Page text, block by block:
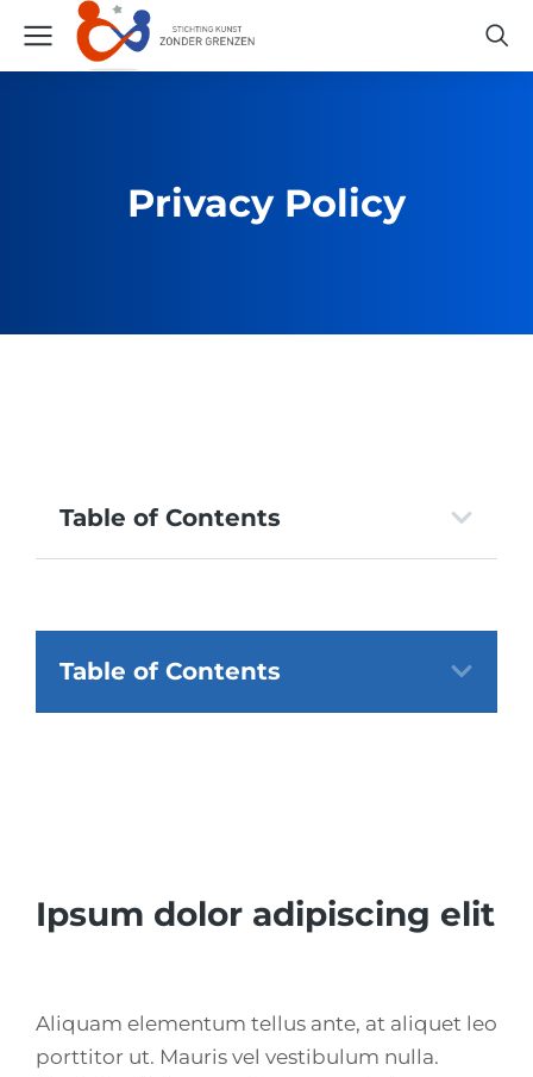
Privacy Policy
Table of Contents
Table of Contents
Ipsum dolor adipiscing elit
Aliquam elementum tellus ante, at aliquet leo
porttitor ut. Mauris vel vestibulum nulla.